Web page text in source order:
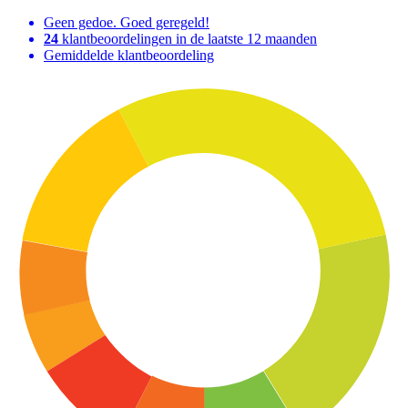
Geen gedoe. Goed geregeld!
24 klantbeoordelingen in de laatste 12 maanden
Gemiddelde klantbeoordeling